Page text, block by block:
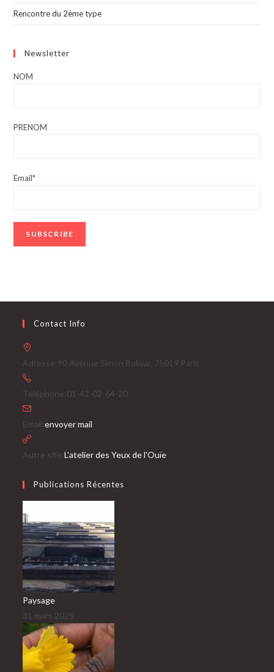
Rencontre du 2ème type
Newsletter
NOM
PRENOM
Email*
Contact Info
Adresse:90 Avenue Simon Bolivar, 75019 Paris
Téléphone:01-42-02-64-20
Email:envoyer mail
votre
Autre site:L'atelier des Yeux de l'Ouïe
Publications Récentes
Paysage
31 mars 2025